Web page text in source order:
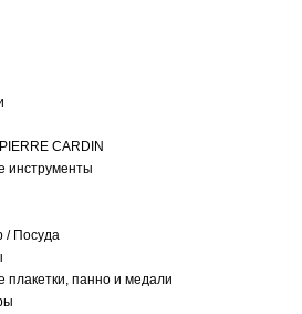
CARDIN
инструменты
/ Посуда
плакетки, панно и медали